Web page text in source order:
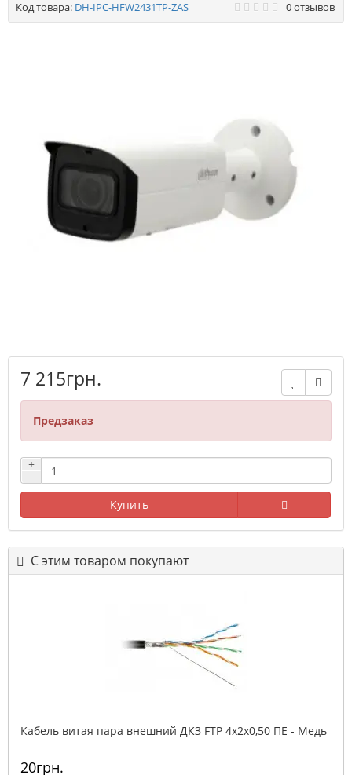
Код товара: DH-IPC-HFW2431TP-ZAS 0 отзывов
7 215грн.
Предзаказ
+
−
Купить
С этим товаром покупают
Кабель витая пара внешний ДКЗ FTP 4x2x0,50 ПE - Медь
20грн.